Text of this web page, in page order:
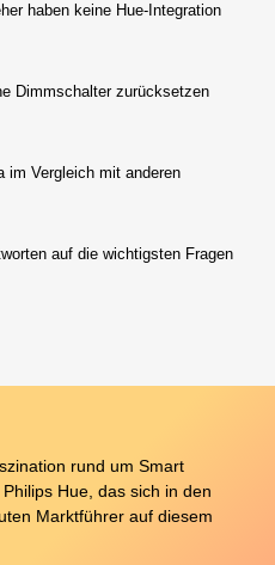
haben keine Hue-Integration
Dimmschalter zurücksetzen
im Vergleich mit anderen
auf die wichtigsten Fragen
rund um Smart
Hue, das sich in den
Marktführer auf diesem